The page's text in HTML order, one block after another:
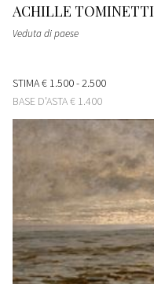
ACHILLE TOMINETTI
Veduta di paese
STIMA€ 1.500 - 2.500
BASE D'ASTA€ 1.400